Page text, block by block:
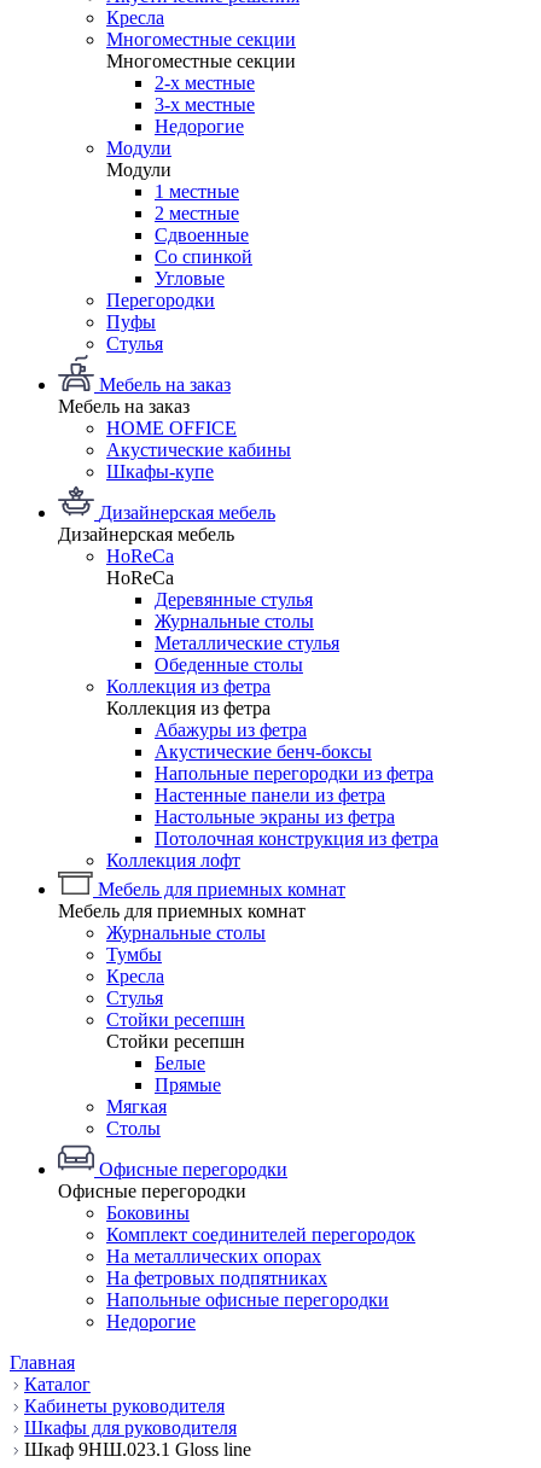
Кресла
Многоместные секции
Многоместные секции
2-х местные
3-х местные
Недорогие
Модули
Модули
1 местные
2 местные
Сдвоенные
Со спинкой
Угловые
Перегородки
Пуфы
Стулья
Мебель на заказ
Мебель на заказ
HOME OFFICE
Акустические кабины
Шкафы-купе
Дизайнерская мебель
Дизайнерская мебель
HoReCa
HoReCa
Деревянные стулья
Журнальные столы
Металлические стулья
Обеденные столы
Коллекция из фетра
Коллекция из фетра
Абажуры из фетра
Акустические бенч-боксы
Напольные перегородки из фетра
Настенные панели из фетра
Настольные экраны из фетра
Потолочная конструкция из фетра
Коллекция лофт
Мебель для приемных комнат
Мебель для приемных комнат
Журнальные столы
Тумбы
Кресла
Стулья
Стойки ресепшн
Стойки ресепшн
Белые
Прямые
Мягкая
Столы
Офисные перегородки
Офисные перегородки
Боковины
Комплект соединителей перегородок
На металлических опорах
На фетровых подпятниках
Напольные офисные перегородки
Недорогие
Главная
Каталог
Кабинеты руководителя
Шкафы для руководителя
Шкаф 9НШ.023.1 Gloss line